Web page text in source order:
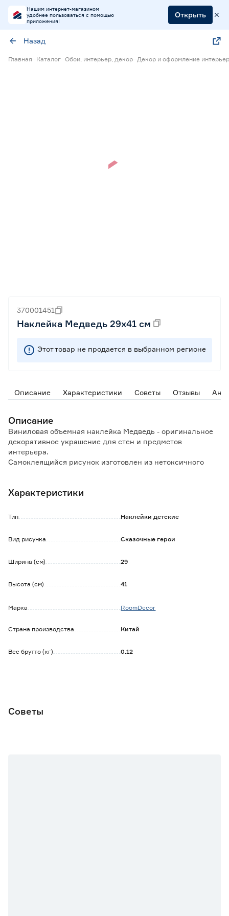
Нашим интернет-магазином
удобнее пользоваться с помощью
приложения!
Открыть
Назад
Главная Каталог Обои, интерьер, декор Декор и оформление
370001451
Наклейка Медведь 29х41 см
Этот товар не продается в выбранном регионе
Описание Характеристики Советы Отзывы
Описание
Виниловая объемная наклейка Медведь - оригинальное
декоративное украшение для стен и предметов
интерьера.
Самоклеящийся рисунок изготовлен из нетоксичного
повреждает поверхность, кроме бумажных обоев.
должна быть чистой, сухой и обезжиренной.
Характеристики
Тип Наклейки детские
Вид рисунка Сказочные герои
Ширина (см) 29
Высота (см) 41
Марка RoomDecor
Страна производства Китай
Вес брутто (кг) 0.12
Советы